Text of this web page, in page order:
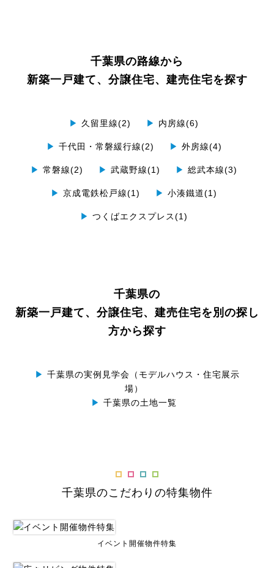
千葉県の路線から
新築一戸建て、分譲住宅、建売住宅を探す
▶ 久留里線(2) ▶ 内房線(6)
▶ 千代田・常磐緩行線(2) ▶ 外房線(4)
▶ 常磐線(2) ▶ 武蔵野線(1) ▶ 総武本線(3)
▶ 京成電鉄松戸線(1) ▶ 小湊鐵道(1)
▶ つくばエクスプレス(1)
千葉県の
新築一戸建て、分譲住宅、建売住宅を別の探し
方から探す
▶ 千葉県の実例見学会（モデルハウス・住宅展示
場）
▶ 千葉県の土地一覧
千葉県のこだわりの特集物件
イベント開催物件特集